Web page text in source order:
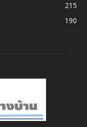
215
190